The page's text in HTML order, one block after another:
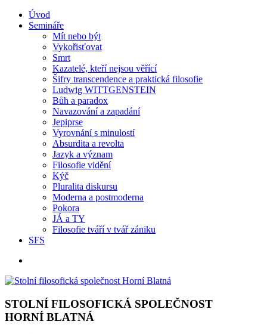
Úvod
Semináře
Mít nebo být
Vykořisťovat
Smrt
Kazatelé, kteří nejsou věřící
Šifry transcendence a praktická filosofie
Ludwig WITTGENSTEIN
Bůh a paradox
Navazování a zapadání
Jepiprse
Vyrovnání s minulostí
Absurdita a revolta
Jazyk a význam
Filosofie vidění
Kýč
Pluralita diskursu
Moderna a postmoderna
Pokora
JÁ a TY
Filosofie tváří v tvář zániku
SFS
STOLNÍ FILOSOFICKÁ SPOLEČNOST
HORNÍ BLATNÁ